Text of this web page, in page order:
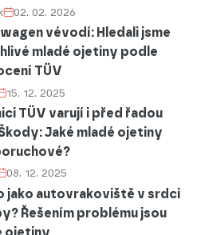
02. 02. 2026
vévodí: Hledali jsme
mladé ojetiny podle
TÜV
15. 12. 2025
TÜV varují i před řadou
Jaké mladé ojetiny
08. 12. 2025
jako autovrakoviště v srdci
Řešením problému jsou
ojetiny